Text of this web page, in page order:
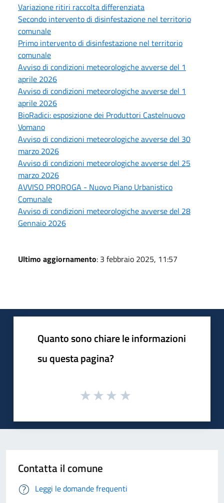
Variazione ritiri raccolta differenziata
Secondo intervento di disinfestazione nel territorio
comunale
Primo intervento di disinfestazione nel territorio
comunale
Avviso di condizioni meteorologiche avverse del 1
aprile 2026
Avviso di condizioni meteorologiche avverse del 1
aprile 2026
BioRadici: esposizione dei Produttori Castelnuovo
Vomano
Avviso di condizioni meteorologiche avverse del 30
marzo 2026
Avviso di condizioni meteorologiche avverse del 25
marzo 2026
AVVISO PROROGA - Nuovo Piano Urbanistico
Comunale
Avviso di condizioni meteorologiche avverse del 28
Gennaio 2026
Ultimo aggiornamento: 3 febbraio 2025, 11:57
Quanto sono chiare le informazioni
su questa pagina?
Contatta il comune
Leggi le domande frequenti